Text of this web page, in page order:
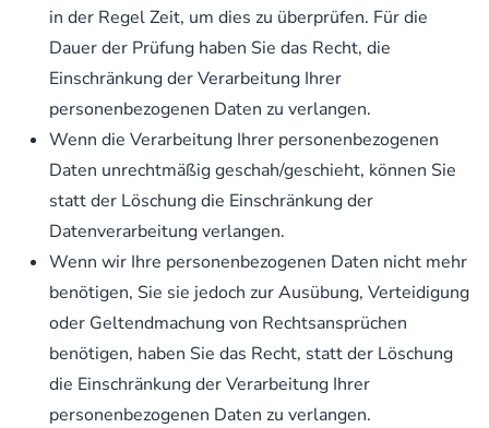
in der Regel Zeit, um dies zu überprüfen. Für die
Dauer der Prüfung haben Sie das Recht, die
Einschränkung der Verarbeitung Ihrer
personenbezogenen Daten zu verlangen.
Wenn die Verarbeitung Ihrer personenbezogenen
Daten unrechtmäßig geschah/geschieht, können Sie
statt der Löschung die Einschränkung der
Datenverarbeitung verlangen.
Wenn wir Ihre personenbezogenen Daten nicht mehr
benötigen, Sie sie jedoch zur Ausübung, Verteidigung
oder Geltendmachung von Rechtsansprüchen
benötigen, haben Sie das Recht, statt der Löschung
die Einschränkung der Verarbeitung Ihrer
personenbezogenen Daten zu verlangen.